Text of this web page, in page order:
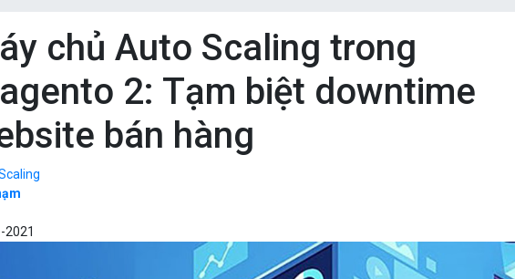
Apps
chủ Auto Scaling trong
2: Tạm biệt downtime
bán hàng
2021